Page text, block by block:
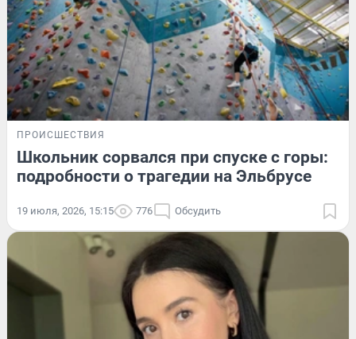
ПРОИСШЕСТВИЯ
Школьник сорвался при спуске с горы:
подробности о трагедии на Эльбрусе
19 июля, 2026, 15:15 776 Обсудить